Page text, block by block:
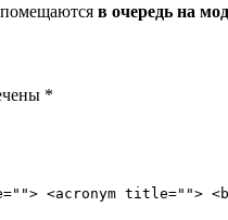
в очередь на
*
<acronym title="">